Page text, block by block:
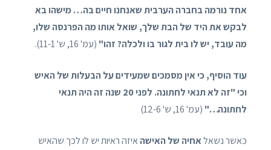
אחד נורמה בחברה הערבית שאנחנו חיים בה… מישהו בא
לבקש את היד של הבת שלך, שואל אותו מה הפרנסה שלו,
מה עובד, יש לו בית לגור בו ולכלה? זהו" (עמ' 16, ש' 11-1).
עוד הוסיף, כי אין מסמכים שמעידים על הבעלות של האיש
וכי "זה לא תנאי לחתונה. לפני 20 שנה זה היה תנאי
לחתונה…" (עמ' 16, ש' 12-6)
כאשר נשאלאחיה של האישה איזה ראיות יש לו לכך שהאיש